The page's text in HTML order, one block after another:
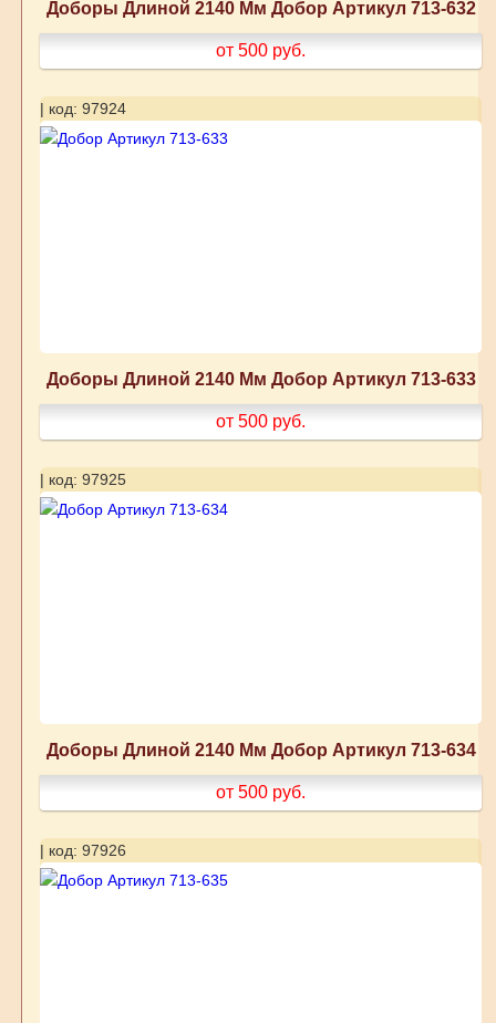
Доборы Длиной 2140 Мм Добор Артикул 713-632
от 500 руб.
| код: 97924
Доборы Длиной 2140 Мм Добор Артикул 713-633
от 500 руб.
| код: 97925
Доборы Длиной 2140 Мм Добор Артикул 713-634
от 500 руб.
| код: 97926